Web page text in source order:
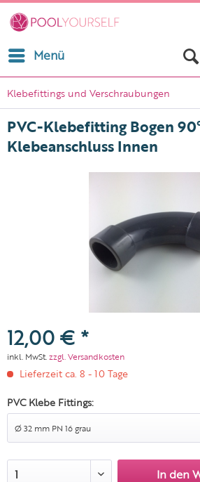
Menü
Klebefittings und Verschraubungen
PVC-Klebefitting Bogen
Klebeanschluss Innen
12,00 € *
inkl. MwSt. zzgl. Versandkosten
Lieferzeit ca. 8 - 10 Tage
PVC Klebe Fittings:
In den